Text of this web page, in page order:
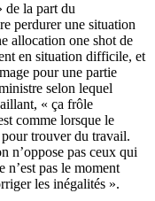
de la part du
perdurer une situation
allocation one shot de
en situation difficile, et
pour une partie
selon lequel
« ça frôle
comme lorsque le
trouver du travail.
n’oppose pas ceux qui
pas le moment
les inégalités ».